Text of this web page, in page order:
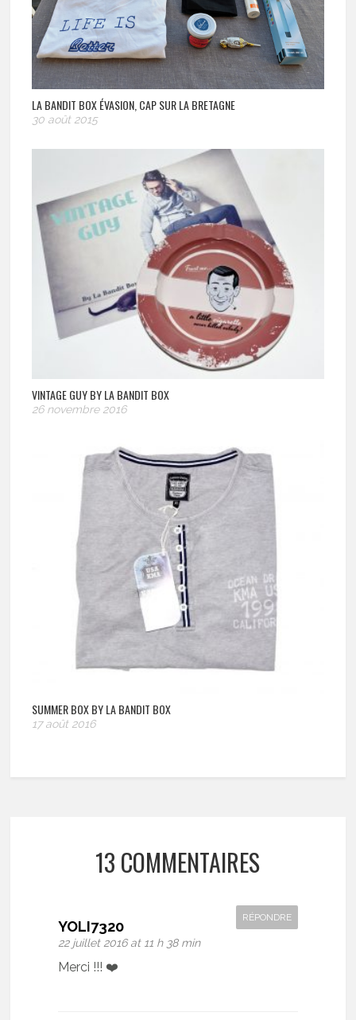
LA BANDIT BOX ÉVASION, CAP SUR LA BRETAGNE
30 août 2015
VINTAGE GUY BY LA BANDIT BOX
26 novembre 2016
SUMMER BOX BY LA BANDIT BOX
17 août 2016
13 COMMENTAIRES
YOLI7320
22 juillet 2016 at 11 h 38 min
RÉPONDRE
Merci !!! ❤️